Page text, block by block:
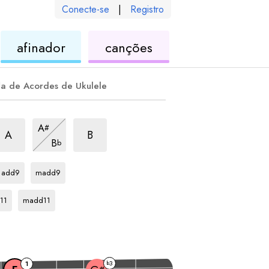
Conecte-se | Registro
afinadorukulelecanções
de Acordes de Ukulele
A
A#
arpejo
Bb
m6
B
add9
madd9
madd11
1 b3